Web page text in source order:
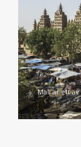
Mali är ett